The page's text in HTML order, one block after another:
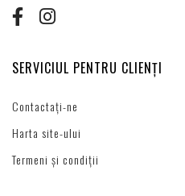
SERVICIUL PENTRU CLIENȚI
Contactați-ne
Harta site-ului
Termeni și condiții